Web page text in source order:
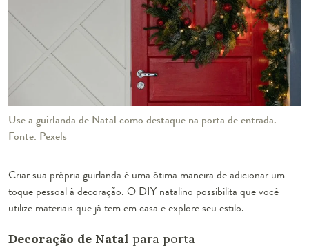
Use a guirlanda de Natal como destaque na porta de entrada.
Fonte: Pexels
Criar sua própria guirlanda é uma ótima maneira de adicionar um
toque pessoal à decoração. O DIY natalino possibilita que você
utilize materiais que já tem em casa e explore seu estilo.
Decoração de Natal para porta